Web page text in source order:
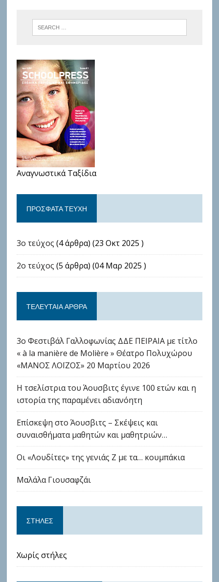
Αναγνωστικά Ταξίδια
ΠΡΌΣΦΑΤΑ ΤΕΎΧΗ
3ο τεύχος (4 άρθρα) (23 Οκτ 2025 )
2ο τεύχος (5 άρθρα) (04 Μαρ 2025 )
ΤΕΛΕΥΤΑΊΑ ΆΡΘΡΑ
3ο Φεστιβάλ Γαλλοφωνίας ΔΔΕ ΠΕΙΡΑΙΑ με τίτλο
« à la manière de Molière » Θέατρο Πολυχώρου
«ΜΑΝΟΣ ΛΟΪΖΟΣ» 20 Μαρτίου 2026
Η τσελίστρια του Άουσβιτς έγινε 100 ετών και η
ιστορία της παραμένει αδιανόητη
Επίσκεψη στο Άουσβιτς – Σκέψεις και
συναισθήματα μαθητών και μαθητριών…
Οι «Λουδίτες» της γενιάς Ζ με τα… κουμπάκια
Μαλάλα Γιουσαφζάι
ΣΤΉΛΕΣ
Χωρίς στήλες